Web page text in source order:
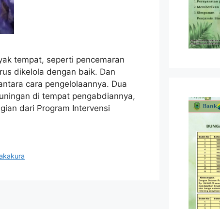
tempat, seperti pencemaran
dikelola dengan baik. Dan
cara pengelolaannya. Dua
di tempat pengabdiannya,
dari Program Intervensi